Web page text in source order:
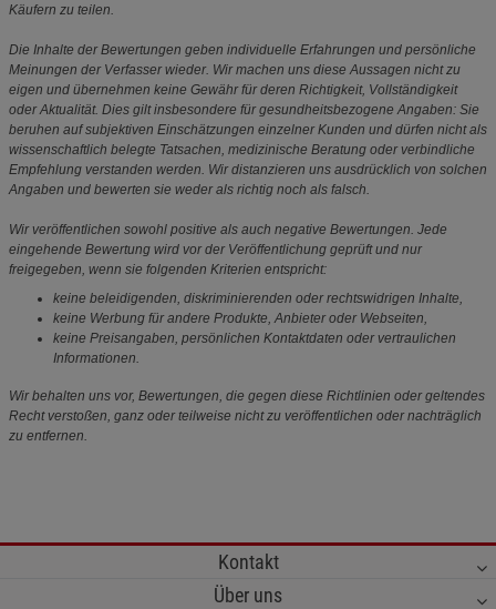
Käufern zu teilen.
Die Inhalte der Bewertungen geben individuelle Erfahrungen und persönliche
Meinungen der Verfasser wieder. Wir machen uns diese Aussagen nicht zu
eigen und übernehmen keine Gewähr für deren Richtigkeit, Vollständigkeit
oder Aktualität. Dies gilt insbesondere für gesundheitsbezogene Angaben: Sie
beruhen auf subjektiven Einschätzungen einzelner Kunden und dürfen nicht als
wissenschaftlich belegte Tatsachen, medizinische Beratung oder verbindliche
Empfehlung verstanden werden. Wir distanzieren uns ausdrücklich von solchen
Angaben und bewerten sie weder als richtig noch als falsch.
Wir veröffentlichen sowohl positive als auch negative Bewertungen. Jede
eingehende Bewertung wird vor der Veröffentlichung geprüft und nur
freigegeben, wenn sie folgenden Kriterien entspricht:
keine beleidigenden, diskriminierenden oder rechtswidrigen Inhalte,
keine Werbung für andere Produkte, Anbieter oder Webseiten,
keine Preisangaben, persönlichen Kontaktdaten oder vertraulichen
Informationen.
Wir behalten uns vor, Bewertungen, die gegen diese Richtlinien oder geltendes
Recht verstoßen, ganz oder teilweise nicht zu veröffentlichen oder nachträglich
zu entfernen.
Kontakt
Über uns